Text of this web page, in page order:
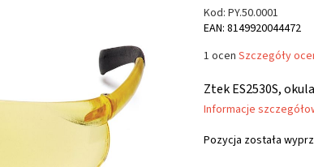
Pozycja została
Ztek ES2530S,
Informacje
Kod: PY.50.0001
EAN: 8149920044472
Średnia
produktu
wynosi
5,0
na
5
1 ocen Szczegóły